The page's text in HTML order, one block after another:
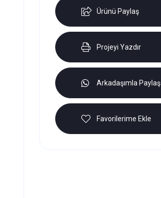
Ürünü Paylaş
Projeyi Yazdır
Arkadaşımla Paylaş
Favorilerime Ekle